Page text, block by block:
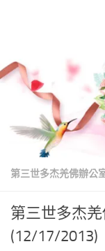
第三世多杰羌佛辦公
第三世多杰
(12/17/2013)